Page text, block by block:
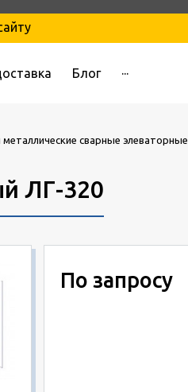
Блог ···
сварные элеваторные
ЛГ-320
По запросу